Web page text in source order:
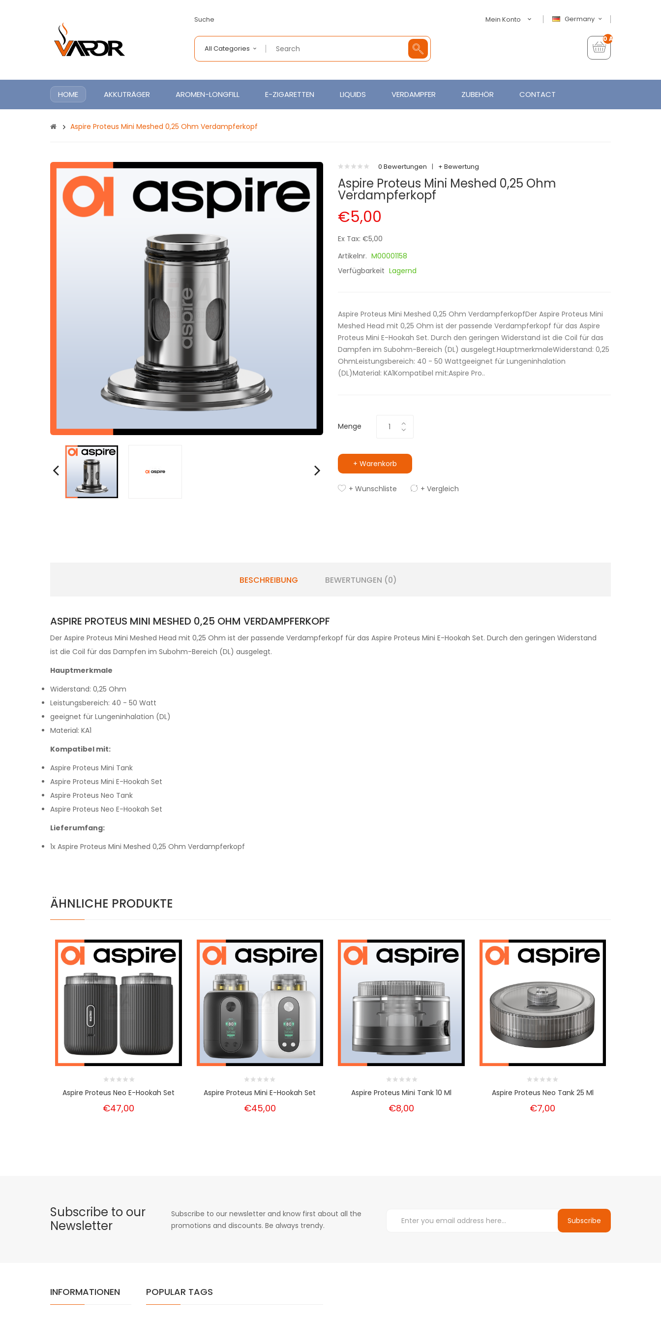
Suche Germany
Mein Konto
All Categories
0 Artikel - €0,00
HOME AKKUTRÄGER AROMEN-LONGFILL E-ZIGARETTEN LIQUIDS VERDAMPFER ZUBEHÖR CONTACT
Aspire Proteus Mini Meshed 0,25 Ohm Verdampferkopf
0 Bewertungen | + Bewertung
Aspire Proteus Mini Meshed 0,25 Ohm
Verdampferkopf
€5,00
Ex Tax: €5,00
Artikelnr. M00001158
Verfügbarkeit Lagernd
Aspire Proteus Mini Meshed 0,25 Ohm VerdampferkopfDer Aspire Proteus Mini
Meshed Head mit 0,25 Ohm ist der passende Verdampferkopf für das Aspire
Proteus Mini E-Hookah Set. Durch den geringen Widerstand ist die Coil für das
Dampfen im Subohm-Bereich (DL) ausgelegt.HauptmerkmaleWiderstand: 0,25
OhmLeistungsbereich: 40 - 50 Wattgeeignet für Lungeninhalation
(DL)Material: KA1Kompatibel mit:Aspire Pro..
Menge
+ Warenkorb
+ Wunschliste + Vergleich
BESCHREIBUNG BEWERTUNGEN (0)
ASPIRE PROTEUS MINI MESHED 0,25 OHM VERDAMPFERKOPF
Der Aspire Proteus Mini Meshed Head mit 0,25 Ohm ist der passende Verdampferkopf für das Aspire Proteus Mini E-Hookah Set. Durch den geringen Widerstand
ist die Coil für das Dampfen im Subohm-Bereich (DL) ausgelegt.
Hauptmerkmale
Widerstand: 0,25 Ohm
Leistungsbereich: 40 - 50 Watt
geeignet für Lungeninhalation (DL)
Material: KA1
Kompatibel mit:
Aspire Proteus Mini Tank
Aspire Proteus Mini E-Hookah Set
Aspire Proteus Neo Tank
Aspire Proteus Neo E-Hookah Set
Lieferumfang:
1x Aspire Proteus Mini Meshed 0,25 Ohm Verdampferkopf
ÄHNLICHE PRODUKTE
Aspire Proteus Neo E-Hookah Set
€47,00
Aspire Proteus Mini E-Hookah Set
€45,00
Aspire Proteus Mini Tank 10 Ml
€8,00
Aspire Proteus Neo Tank 25 Ml
€7,00
Subscribe to our
Newsletter
Subscribe to our newsletter and know first about all the
promotions and discounts. Be always trendy.
Subscribe
INFORMATIONEN POPULAR TAGS